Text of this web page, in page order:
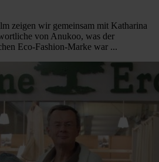
zeigen wir gemeinsam mit Katharina
von Anukoo, was der
Eco-Fashion-Marke war ...